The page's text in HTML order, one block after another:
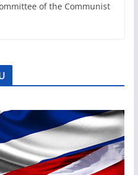
of the Communist